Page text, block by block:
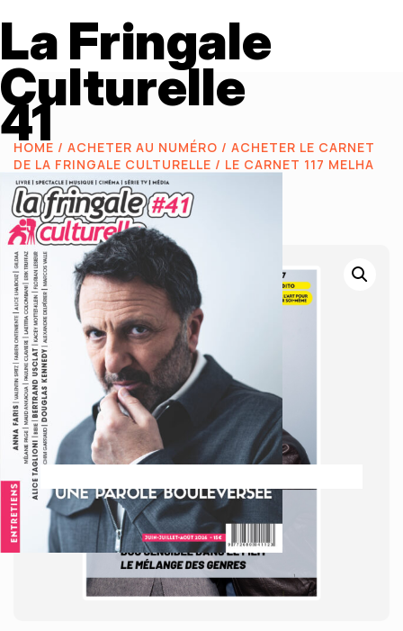
La Fringale
Culturelle
41
HOME / ACHETER AU NUMÉRO / ACHETER LE CARNET
DE LA FRINGALE CULTURELLE / LE CARNET 117 MELHA
BEDIA ET JUDITH CHEMLA